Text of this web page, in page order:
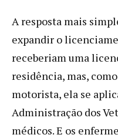
A resposta mais
expandir o
receberiam uma
residência, mas,
motorista, ela se
Administração dos
médicos. E os